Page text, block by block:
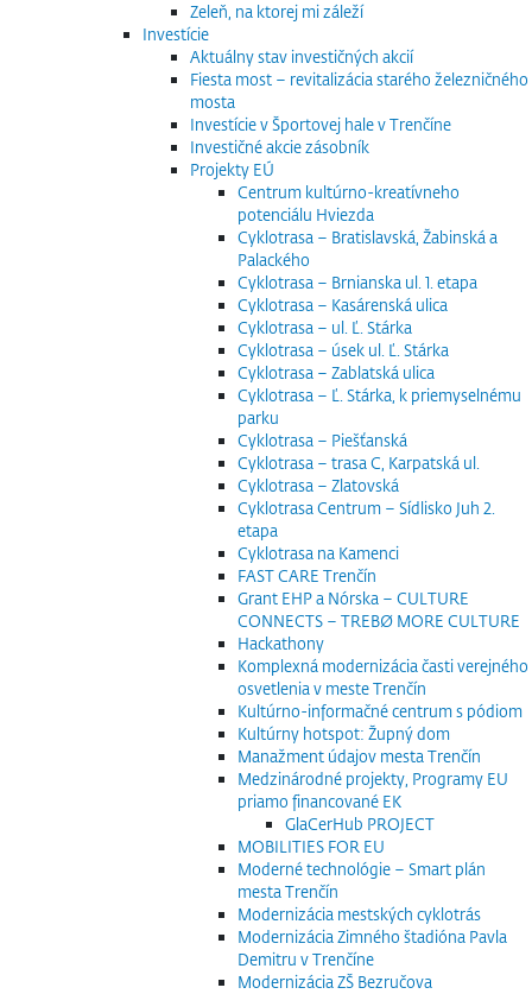
Zeleň, na ktorej mi záleží
Investície
Aktuálny stav investičných akcií
Fiesta most – revitalizácia starého železničného
mosta
Investície v Športovej hale v Trenčíne
Investičné akcie zásobník
Projekty EÚ
Centrum kultúrno-kreatívneho
potenciálu Hviezda
Cyklotrasa – Bratislavská, Žabinská a
Palackého
Cyklotrasa – Brnianska ul. 1. etapa
Cyklotrasa – Kasárenská ulica
Cyklotrasa – ul. Ľ. Stárka
Cyklotrasa – úsek ul. Ľ. Stárka
Cyklotrasa – Zablatská ulica
Cyklotrasa – Ľ. Stárka, k priemyselnému
parku
Cyklotrasa – Piešťanská
Cyklotrasa – trasa C, Karpatská ul.
Cyklotrasa – Zlatovská
Cyklotrasa Centrum – Sídlisko Juh 2.
etapa
Cyklotrasa na Kamenci
FAST CARE Trenčín
Grant EHP a Nórska – CULTURE
CONNECTS – TREBØ MORE CULTURE
Hackathony
Komplexná modernizácia časti verejného
osvetlenia v meste Trenčín
Kultúrno-informačné centrum s pódiom
Kultúrny hotspot: Župný dom
Manažment údajov mesta Trenčín
Medzinárodné projekty, Programy EU
priamo financované EK
GlaCerHub PROJECT
MOBILITIES FOR EU
Moderné technológie – Smart plán
mesta Trenčín
Modernizácia mestských cyklotrás
Modernizácia Zimného štadióna Pavla
Demitru v Trenčíne
Modernizácia ZŠ Bezručova